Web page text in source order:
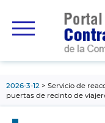
principal
2026-3-12
Servicio de
puertas de recinto de